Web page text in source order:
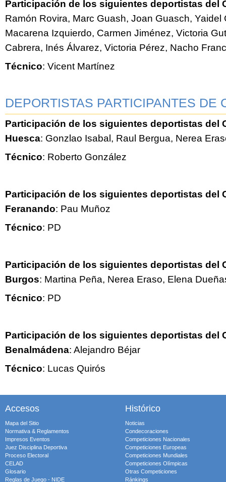
Participación de los siguientes deportistas del
Ramón Rovira, Marc Guash, Joan Guasch, Yaidel
Macarena Izquierdo, Carmen Jiménez, Victoria
Cabrera, Inés Álvarez, Victoria Pérez, Nacho
Técnico: Vicent Martínez
DEPORTISTAS PARTICIPANTES DE
Participación de los siguientes deportistas del
Huesca: Gonzlao Isabal, Raul Bergua, Nerea
Técnico: Roberto González
Participación de los siguientes deportistas del
Feranando: Pau Muñoz
Técnico: PD
Participación de los siguientes deportistas del
Burgos: Martina Peña, Nerea Eraso, Elena
Técnico: PD
Participación de los siguientes deportistas del
Benalmádena: Alejandro Béjar
Técnico: Lucas Quirós
Accesos
Mapa del Sitio
Normativa & Reglamentos
Impresos Eventos
Juez Disciplina Deportiva
Proceso Electoral
CELAD
Glosario
Reglas de Juego - NIDE
Histórico
Noticias
Condecoraciones
Competiciones Nacionales
Competiciones Europeas
Competiciones Mundiales
Competiciones Olímpicas
Otras Competiciones
Ránkings